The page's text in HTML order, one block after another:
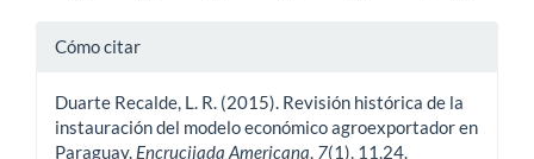
Detalles
artículo
Cómo citar
Duarte Recalde, L. R. (2015). Revisión histórica de la
instauración del modelo económico agroexportador en
Paraguay. Encrucijada Americana, 7(1), 11,24.